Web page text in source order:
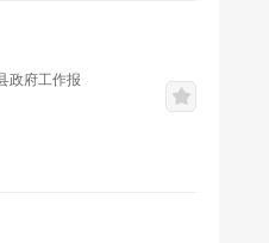
政府工作报